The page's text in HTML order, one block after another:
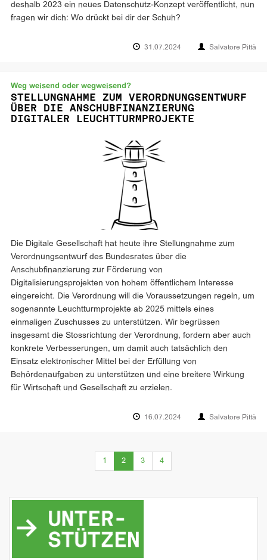
deshalb 2023 ein neues Datenschutz-Konzept veröffentlicht, nun
fragen wir dich: Wo drückt bei dir der Schuh?
31.07.2024 Salvatore Pittà
Weg weisend oder wegweisend?
STELLUNGNAHME ZUM VERORDNUNGSENTWURF
ÜBER DIE ANSCHUBFINANZIERUNG
DIGITALER LEUCHTTURMPROJEKTE
Die Digitale Gesellschaft hat heute ihre Stellungnahme zum
Verordnungsentwurf des Bundesrates über die
Anschubfinanzierung zur Förderung von
Digitalisierungsprojekten von hohem öffentlichem Interesse
eingereicht. Die Verordnung will die Voraussetzungen regeln, um
sogenannte Leuchtturmprojekte ab 2025 mittels eines
einmaligen Zuschusses zu unterstützen. Wir begrüssen
insgesamt die Stossrichtung der Verordnung, fordern aber auch
konkrete Verbesserungen, um damit auch tatsächlich den
Einsatz elektronischer Mittel bei der Erfüllung von
Behördenaufgaben zu unterstützen und eine breitere Wirkung
für Wirtschaft und Gesellschaft zu erzielen.
16.07.2024 Salvatore Pittà
1 2(current)
3 4